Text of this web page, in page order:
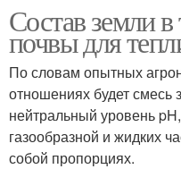
Состав земли
почвы для
По словам опытных
отношениях будет смесь
нейтральный уровень
газообразной и жидких
собой пропорциях.